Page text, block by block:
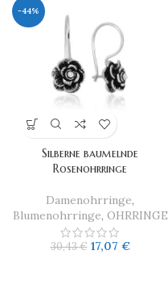
-44%
Silberne baumelnde
Rosenohrringe
Damenohrringe,
Blumenohrringe, OHRRINGE
30,43€ 17,07 €